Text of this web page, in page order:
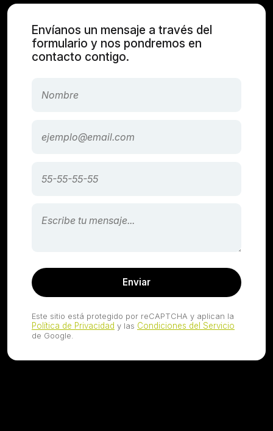
Envíanos un mensaje a través del
formulario y nos pondremos en
contacto contigo.
Enviar
Este sitio está protegido por reCAPTCHA y aplican la
Política de Privacidad y las Condiciones del Servicio
de Google.